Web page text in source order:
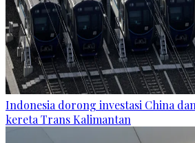
Indonesia dorong investasi China
kereta Trans Kalimantan